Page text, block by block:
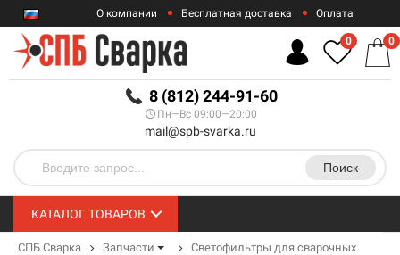
RUB
О компании Бесплатная доставка Оплата
Гарантии
8 (812) 244-91-60
Пн—Вс 09:00—20:00
mail@spb-svarka.ru
Поиск
0 0
КАТАЛОГ ТОВАРОВ
СПБ Сварка Запчасти
Светофильтры для сварочных